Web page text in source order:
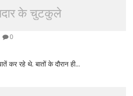
के चुटकुले
0
कर रहे थे. बातों के दौरान ही...